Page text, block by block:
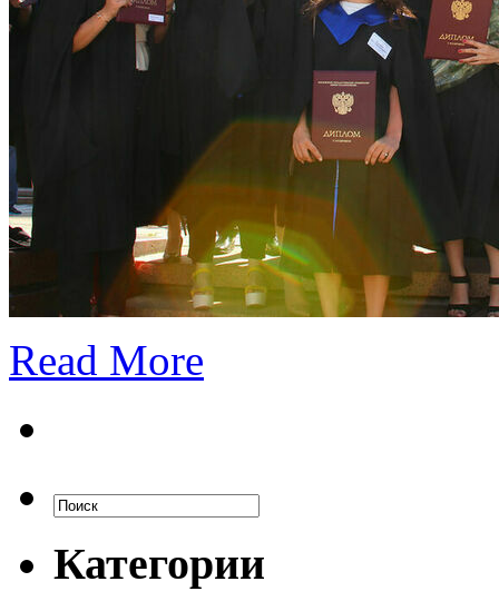
Read More
Категории